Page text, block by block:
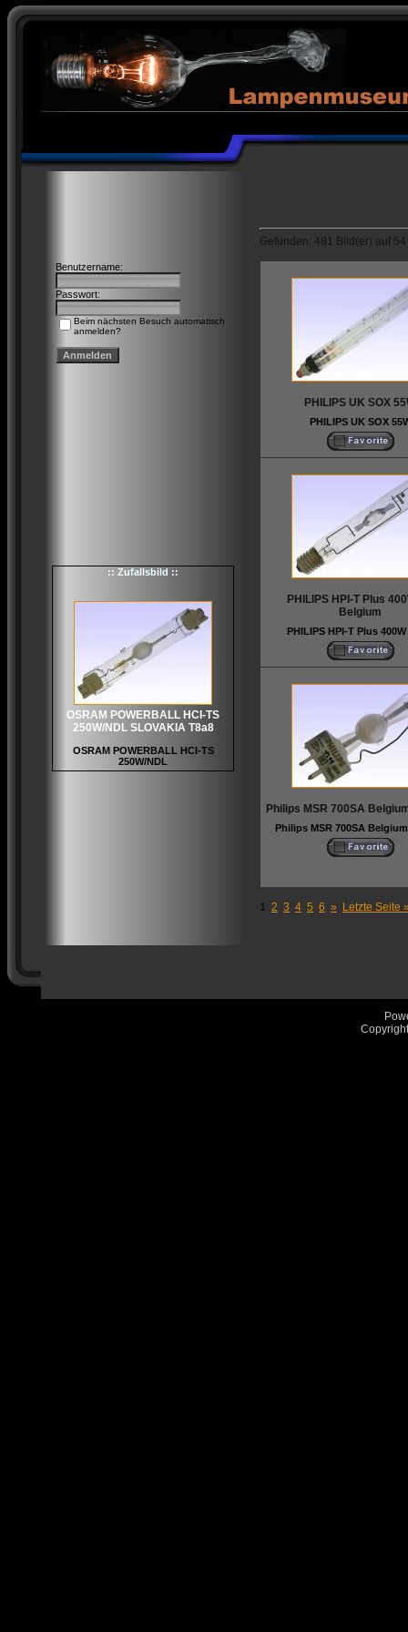
Benutzername:
Passwort:
Beim nächsten Besuch automatisch
anmelden?
:: Zufallsbild ::
OSRAM POWERBALL HCI-TS
250W/NDL SLOVAKIA T8a8
OSRAM POWERBALL HCI-TS
250W/NDL
Gefunden: 481 Bild(er) auf
PHILIPS UK SOX
PHILIPS UK SOX
PHILIPS HPI-T Plus
Belgium
PHILIPS HPI-T Plus
Philips MSR 700SA
Philips MSR 700SA Belgium
1 2 3 4 5 6 » Letzte Seite